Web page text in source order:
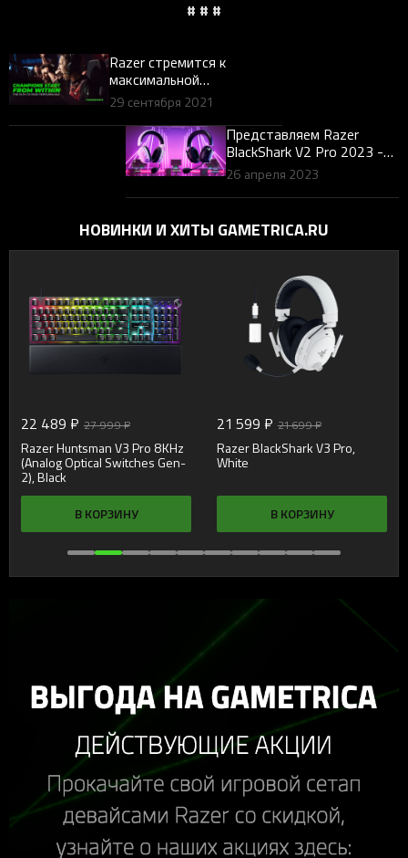
# # #
Razer стремится к
максимальной
производительности,
уделяя особое внимание
оздоровлению
киберспорта
29 сентября 2021
Представляем Razer
BlackShark V2 Pro 2023 -
уникальную
киберспортивную
гарнитуру
26 апреля 2023
НОВИНКИ И ХИТЫ GAMETRICA.RU
22 489 ₽ 27 999 ₽
Razer Huntsman V3 Pro 8KHz
(Analog Optical Switches Gen-
2), Black
В КОРЗИНУ
21 599 ₽ 21 699 ₽
Razer BlackShark V3 Pro,
White
В КОРЗИНУ